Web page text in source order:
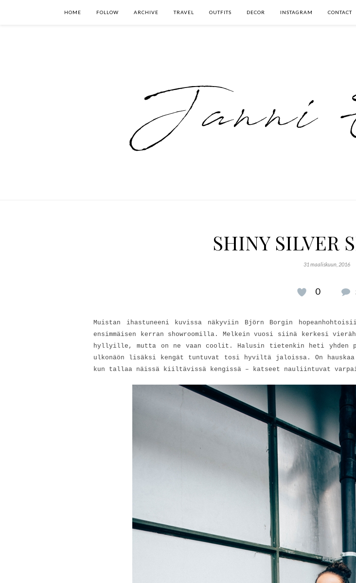
HOME FOLLOW ARCHIVE TRAVEL OUTFITS DECOR INSTAGRAM CONTACT
SHINY SILVER
31 maaliskuun, 2016
0
Muistan ihastuneeni kuvissa näkyviin Björn Borgin
ensimmäisen kerran showroomilla. Melkein vuosi siinä kerkesi
hyllyille, mutta on ne vaan coolit. Halusin tietenkin heti
ulkonäön lisäksi kengät tuntuvat tosi hyviltä jaloissa. On hauskaa
kun tallaa näissä kiiltävissä kengissä – katseet nauliintuvat